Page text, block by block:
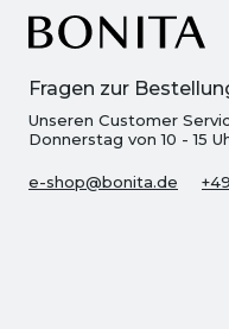
Fragen zur
Unseren Customer
Donnerstag von 10 - 15
e-shop@bonita.de